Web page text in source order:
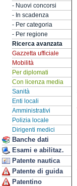
- Nuovi concorsi
- In scadenza
- Per categoria
- Per regione
Ricerca avanzata
Gazzetta ufficiale
Mobilità
Per diplomati
Con licenza media
Sanità
Enti locali
Amministrativi
Polizia locale
Dirigenti medici
Banche dati
Esami e abilitaz.
Patente nautica
Patente di guida
Patentino